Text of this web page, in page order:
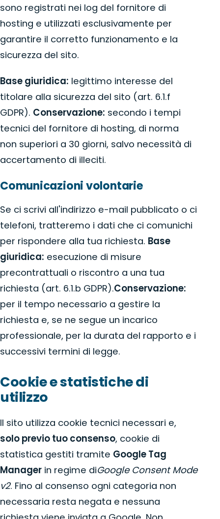
sono registrati nei log del fornitore di
hosting e utilizzati esclusivamente per
garantire il corretto funzionamento e la
sicurezza del sito.
Base giuridica: legittimo interesse del
titolare alla sicurezza del sito (art. 6.1.f
GDPR). Conservazione: secondo i tempi
tecnici del fornitore di hosting, di norma
non superiori a 30 giorni, salvo necessità di
accertamento di illeciti.
Comunicazioni volontarie
Se ci scrivi all'indirizzo e-mail pubblicato o ci
telefoni, tratteremo i dati che ci comunichi
per rispondere alla tua richiesta. Base
giuridica: esecuzione di misure
precontrattuali o riscontro a una tua
richiesta (art. 6.1.b GDPR).Conservazione:
per il tempo necessario a gestire la
richiesta e, se ne segue un incarico
professionale, per la durata del rapporto e i
successivi termini di legge.
Cookie e statistiche di
utilizzo
Il sito utilizza cookie tecnici necessari e,
solo previo tuo consenso, cookie di
statistica gestiti tramite Google Tag
Manager in regime diGoogle Consent Mode
v2. Fino al consenso ogni categoria non
necessaria resta negata e nessuna